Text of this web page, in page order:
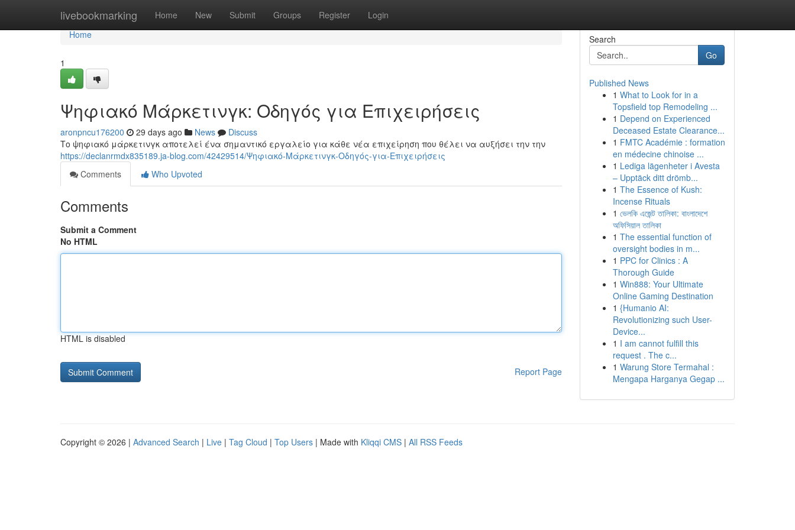
livebookmarking Home New Submit Groups Register Login
Home
Home
1
Ψηφιακό Μάρκετινγκ: Οδηγός για Επιχειρήσεις
aronpncu176200 29 days ago News
Discuss
Το ψηφιακό μάρκετινγκ αποτελεί ένα σημαντικό εργαλείο για κάθε νέα επιχείρηση που θέλει να αυξήσει την την
https://declanrmdx835189.ja-blog.com/42429514/Ψηφιακό-Μάρκετινγκ-Οδηγός-για-Επιχειρήσεις
Comments
Who Upvoted
Comments
Submit a Comment
No HTML
HTML is disabled
Report Page
Search
Go
Published News
1 What to Look for in a
Topsfield top Remodeling ...
1 Depend on Experienced
Deceased Estate Clearance...
1 FMTC Académie : formation
en médecine chinoise ...
1 Lediga lägenheter i Avesta
– Upptäck ditt drömb...
1 The Essence of Kush:
Incense Rituals
1 ভেলকি এজেন্ট তালিকা: বাংলাদেশে
অফিসিয়াল তালিকা
1 The essential function of
oversight bodies in m...
1 PPC for Clinics : A
Thorough Guide
1 Win888: Your Ultimate
Online Gaming Destination
1 {Humanio AI:
Revolutionizing such User-
Device...
1 I am cannot fulfill this
request . The c...
1 Warung Store Termahal :
Mengapa Harganya Gegap ...
Copyright © 2026 | Advanced Search | Live | Tag Cloud | Top Users | Made with Kliqqi CMS | All RSS Feeds